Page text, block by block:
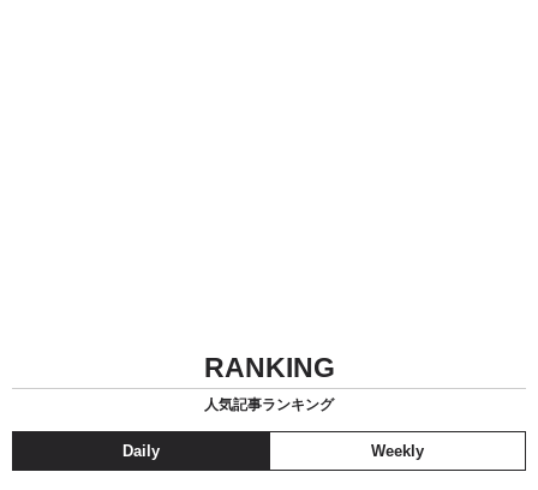
RANKING
人気記事ランキング
Daily Weekly